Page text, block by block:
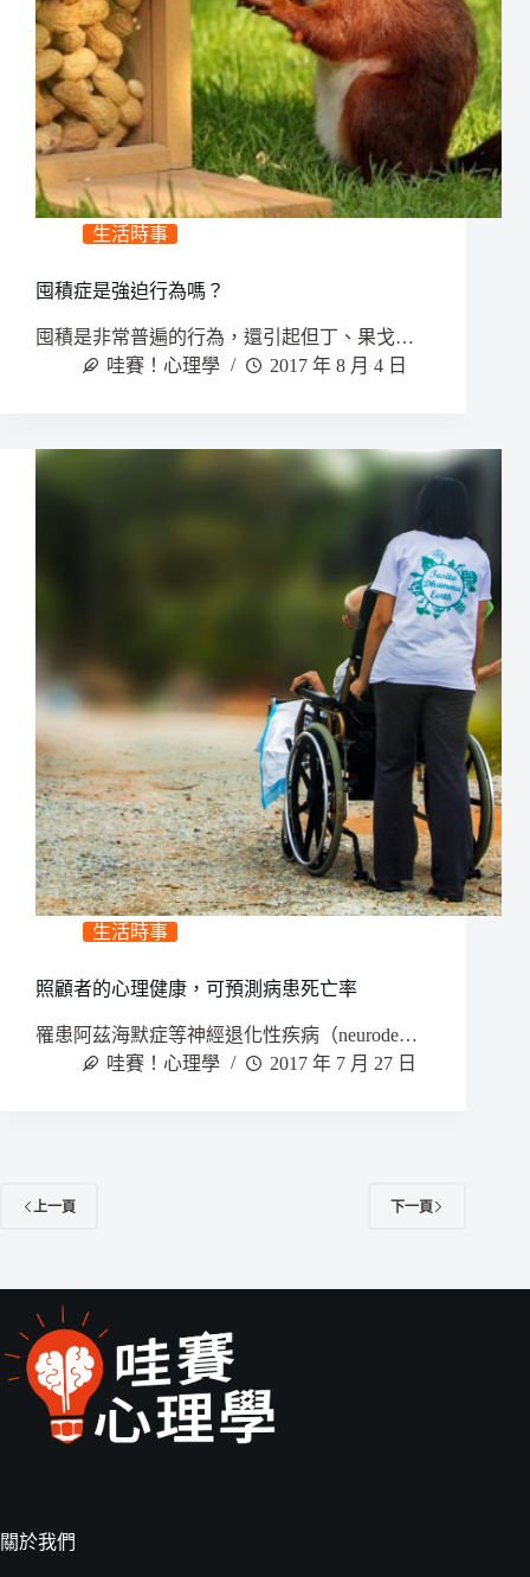
生活時事
囤積症是強迫行為嗎？
囤積是非常普遍的行為，還引起但丁、果戈…
哇賽！心理學
2017 年 8 月 4 日
生活時事
照顧者的心理健康，可預測病患死亡率
罹患阿茲海默症等神經退化性疾病（neurode…
哇賽！心理學
2017 年 7 月 27 日
上一頁 下一頁
關於我們